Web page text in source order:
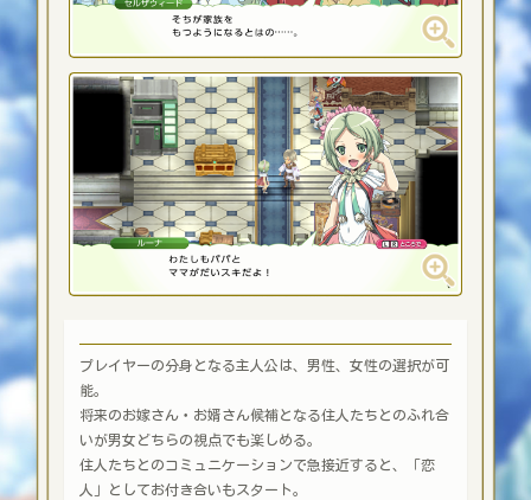
プレイヤーの分身となる主人公は、男性、女性の選択が可
能。
将来のお嫁さん・お婿さん候補となる住人たちとのふれ合
いが男女どちらの視点でも楽しめる。
住人たちとのコミュニケーションで急接近すると、「恋
人」としてお付き合いもスタート。